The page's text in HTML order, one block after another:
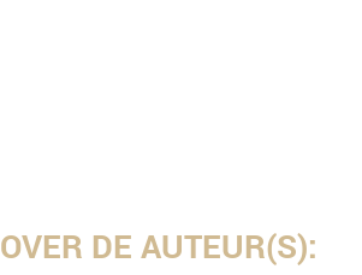
OVER DE AUTEUR(S):